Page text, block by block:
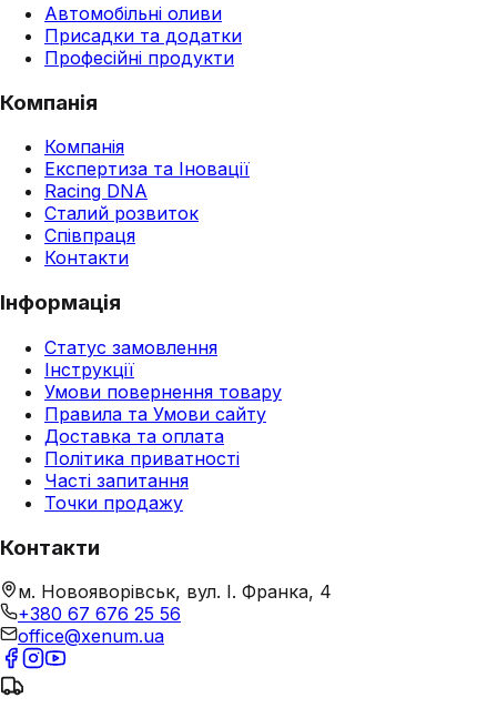
Автомобільні оливи
Присадки та додатки
Професійні продукти
Компанія
Компанія
Експертиза та Іновації
Racing DNA
Сталий розвиток
Співпраця
Контакти
Інформація
Статус замовлення
Інструкції
Умови повернення товару
Правила та Умови сайту
Доставка та оплата
Політика приватності
Часті запитання
Точки продажу
Контакти
м. Новояворівськ, вул. І. Франка, 4
+380 67 676 25 56
office@xenum.ua